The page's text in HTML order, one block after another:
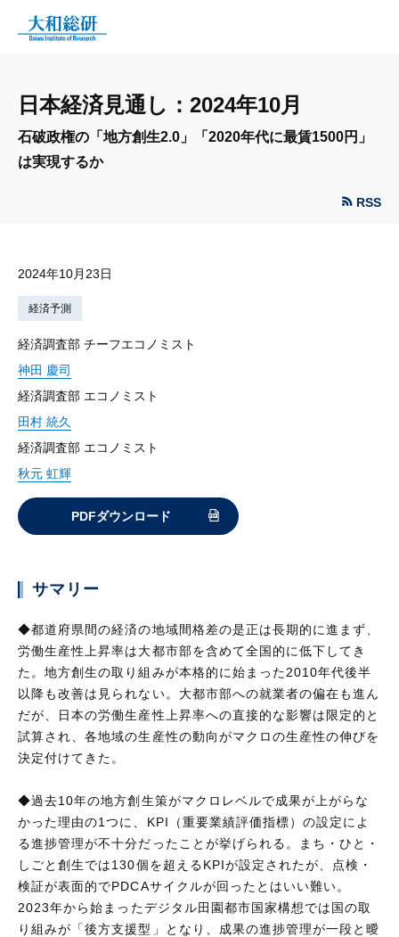
日本経済見通し：2024年10月
石破政権の「地方創生2.0」「2020年代に最賃1500円」
は実現するか
RSS
2024年10月23日
経済予測
経済調査部 チーフエコノミスト
神田 慶司
経済調査部 エコノミスト
田村 統久
経済調査部 エコノミスト
秋元 虹輝
PDFダウンロード
サマリー
◆都道府県間の経済の地域間格差の是正は長期的に進まず、
労働生産性上昇率は大都市部を含めて全国的に低下してき
た。地方創生の取り組みが本格的に始まった2010年代後半
以降も改善は見られない。大都市部への就業者の偏在も進ん
だが、日本の労働生産性上昇率への直接的な影響は限定的と
試算され、各地域の生産性の動向がマクロの生産性の伸びを
決定付けてきた。
◆過去10年の地方創生策がマクロレベルで成果が上がらな
かった理由の1つに、KPI（重要業績評価指標）の設定によ
る進捗管理が不十分だったことが挙げられる。まち・ひと・
しごと創生では130個を超えるKPIが設定されたが、点検・
検証が表面的でPDCAサイクルが回ったとはいい難い。
2023年から始まったデジタル田園都市国家構想では国の取
り組みが「後方支援型」となり、成果の進捗管理が一段と曖